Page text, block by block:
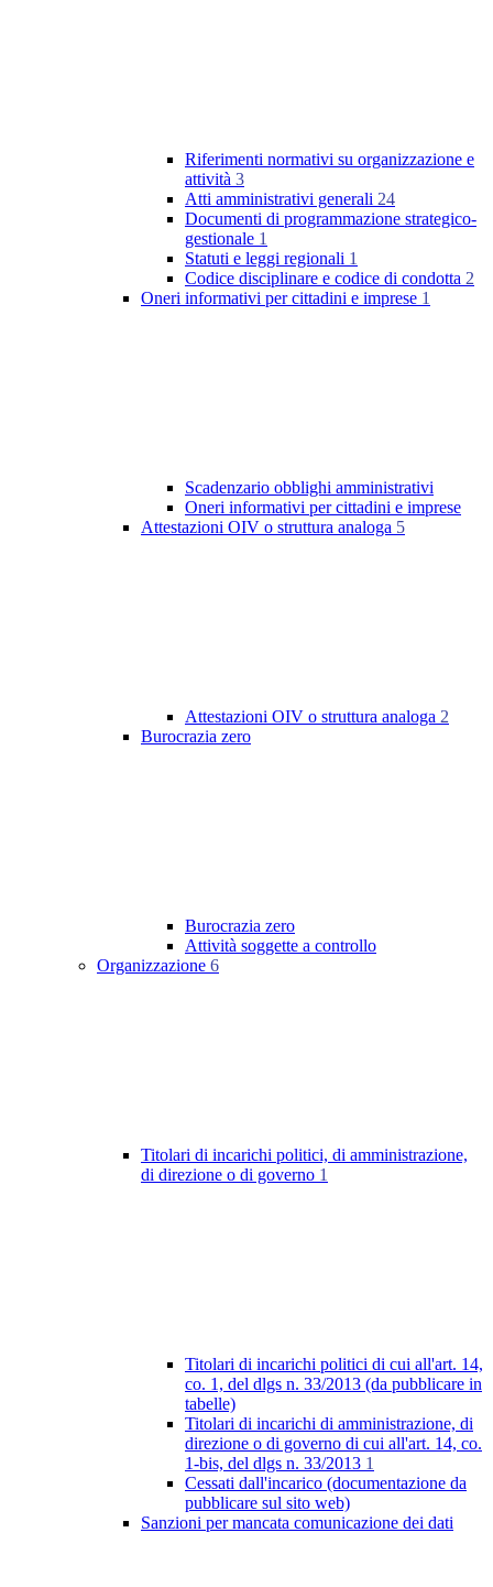
Riferimenti normativi su organizzazione e
attività 3
Atti amministrativi generali 24
Documenti di programmazione strategico-
gestionale 1
Statuti e leggi regionali 1
Codice disciplinare e codice di condotta 2
Oneri informativi per cittadini e imprese 1
Scadenzario obblighi amministrativi
Oneri informativi per cittadini e imprese
Attestazioni OIV o struttura analoga 5
Attestazioni OIV o struttura analoga 2
Burocrazia zero
Burocrazia zero
Attività soggette a controllo
Organizzazione 6
Titolari di incarichi politici, di amministrazione,
di direzione o di governo 1
Titolari di incarichi politici di cui all'art. 14,
co. 1, del dlgs n. 33/2013 (da pubblicare in
tabelle)
Titolari di incarichi di amministrazione, di
direzione o di governo di cui all'art. 14, co.
1-bis, del dlgs n. 33/2013 1
Cessati dall'incarico (documentazione da
pubblicare sul sito web)
Sanzioni per mancata comunicazione dei dati